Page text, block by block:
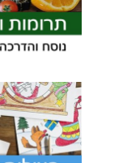
🪲 בדיקת חרקים
חרקים בפירות,